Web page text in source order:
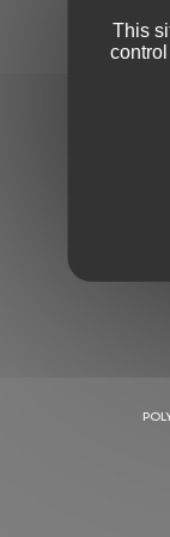
En
This